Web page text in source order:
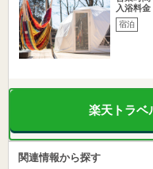
入浴料金
宿泊
楽天トラベ
関連情報から探す